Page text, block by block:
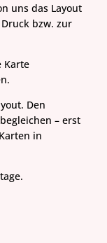
uns das Layout
bzw. zur
Karte
Den
begleichen – erst
in